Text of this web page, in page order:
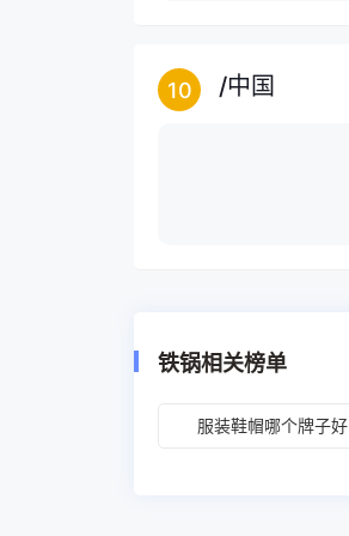
10 /中国
铁锅相关榜单
服装鞋帽哪个牌子好